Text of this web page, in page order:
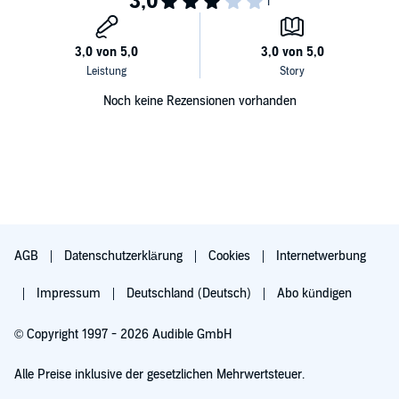
Noch keine Rezensionen vorhanden
AGB Datenschutzerklärung Cookies Internetwerbung
Impressum Deutschland (Deutsch) Abo kündigen
© Copyright 1997 - 2026 Audible GmbH
Alle Preise inklusive der gesetzlichen Mehrwertsteuer.